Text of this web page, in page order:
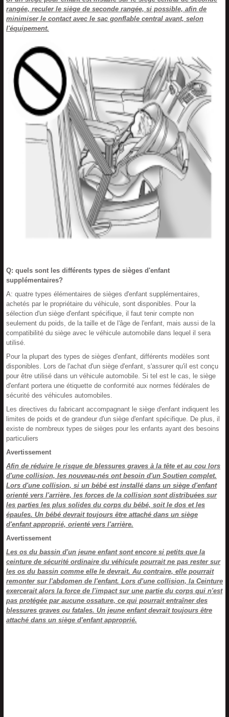
rangée, reculer le siège de seconde rangée, si possible, afin de
minimiser le contact avec le sac gonflable central avant, selon
l'équipement.
Q: quels sont les différents types de sièges d'enfant
supplémentaires?
A: quatre types élémentaires de sièges d'enfant supplémentaires,
achetés par le propriétaire du véhicule, sont disponibles. Pour la
sélection d'un siège d'enfant spécifique, il faut tenir compte non
seulement du poids, de la taille et de l'âge de l'enfant, mais aussi de la
compatibilité du siège avec le véhicule automobile dans lequel il sera
utilisé.
Pour la plupart des types de sièges d'enfant, différents modèles sont
disponibles. Lors de l'achat d'un siège d'enfant, s'assurer qu'il est conçu
pour être utilisé dans un véhicule automobile. Si tel est le cas, le siège
d'enfant portera une étiquette de conformité aux normes fédérales de
sécurité des véhicules automobiles.
Les directives du fabricant accompagnant le siège d'enfant indiquent les
limites de poids et de grandeur d'un siège d'enfant spécifique. De plus, il
existe de nombreux types de sièges pour les enfants ayant des besoins
particuliers
Avertissement
Afin de réduire le risque de blessures graves à la tête et au cou lors
d'une collision, les nouveau-nés ont besoin d'un Soutien complet.
Lors d'une collision, si un bébé est installé dans un siège d'enfant
orienté vers l'arrière, les forces de la collision sont distribuées sur
les parties les plus solides du corps du bébé, soit le dos et les
épaules. Un bébé devrait toujours être attaché dans un siège
d'enfant approprié, orienté vers l'arrière.
Avertissement
Les os du bassin d'un jeune enfant sont encore si petits que la
ceinture de sécurité ordinaire du véhicule pourrait ne pas rester sur
les os du bassin comme elle le devrait. Au contraire, elle pourrait
remonter sur l'abdomen de l'enfant. Lors d'une collision, la Ceinture
exercerait alors la force de l'impact sur une partie du corps qui n'est
pas protégée par aucune ossature, ce qui pourrait entraîner des
blessures graves ou fatales. Un jeune enfant devrait toujours être
attaché dans un siège d'enfant approprié.